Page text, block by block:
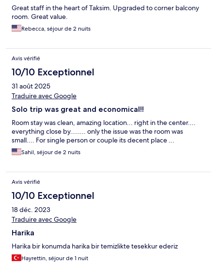
Great staff in the heart of Taksim. Upgraded to corner balcony
room. Great value.
Rebecca, séjour de 2 nuits
Avis vérifié
10/10 Exceptionnel
31 août 2025
Traduire avec Google
Solo trip was great and economical!!
Room stay was clean, amazing location... right in the center....
everything close by........ only the issue was the room was
small.... For single person or couple its decent place ...
Sahil, séjour de 2 nuits
Avis vérifié
10/10 Exceptionnel
18 déc. 2023
Traduire avec Google
Harika
Harika bir konumda harika bir temizlikte tesekkur ederiz
Hayrettin, séjour de 1 nuit